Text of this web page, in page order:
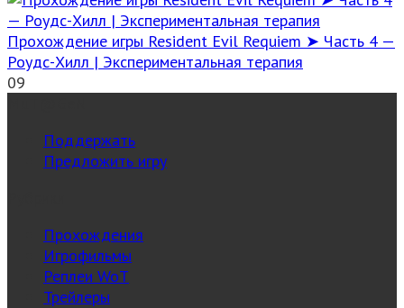
Прохождение игры Resident Evil Requiem ➤ Часть 4 —
Роудс-Хилл | Экспериментальная терапия
09
Поддержать
Предложить игру
Прохождения
Игрофильмы
Реплеи WoT
Трейлеры